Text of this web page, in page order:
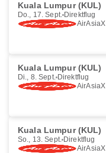
Kuala Lumpur (KUL)
Do., 17. Sept. Direktflug
AirAsiaX
Kuala Lumpur (KUL)
Di., 8. Sept. Direktflug
AirAsiaX
Kuala Lumpur (KUL)
So., 13. Sept. Direktflug
AirAsiaX